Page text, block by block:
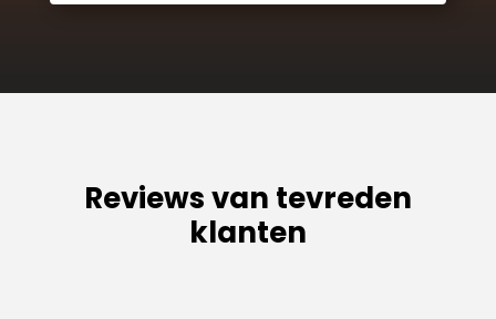
Reviews van tevreden
klanten